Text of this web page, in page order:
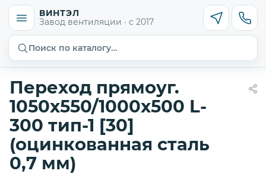
ВИНТЭЛ
Завод вентиляции · с 2017
Поиск по каталогу…
Переход прямоуг.
1050х550/1000х500 L-
300 тип-1 [30]
(оцинкованная сталь
0,7 мм)